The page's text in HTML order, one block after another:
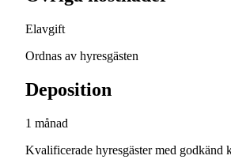
Elavgift
Ordnas av hyresgästen
Deposition
1 månad
Kvalificerade hyresgäster med godkänd